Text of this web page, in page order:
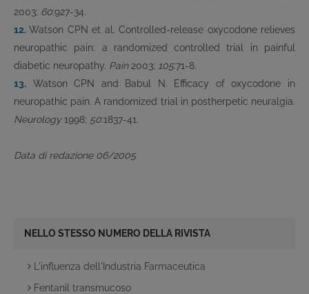
2003; 60:927-34.
12.Watson CPN et al. Controlled-release oxycodone relieves
neuropathic pain: a randomized controlled trial in painful
diabetic neuropathy. Pain2003; 105:71-8.
13. Watson CPN and Babul N. Efficacy of oxycodone in
neuropathic pain. A randomized trial in postherpetic neuralgia.
Neurology1998; 50:1837-41.
Data di redazione 06/2005
NELLO STESSO NUMERO DELLA RIVISTA
L'influenza dell'Industria Farmaceutica
Fentanil transmucoso